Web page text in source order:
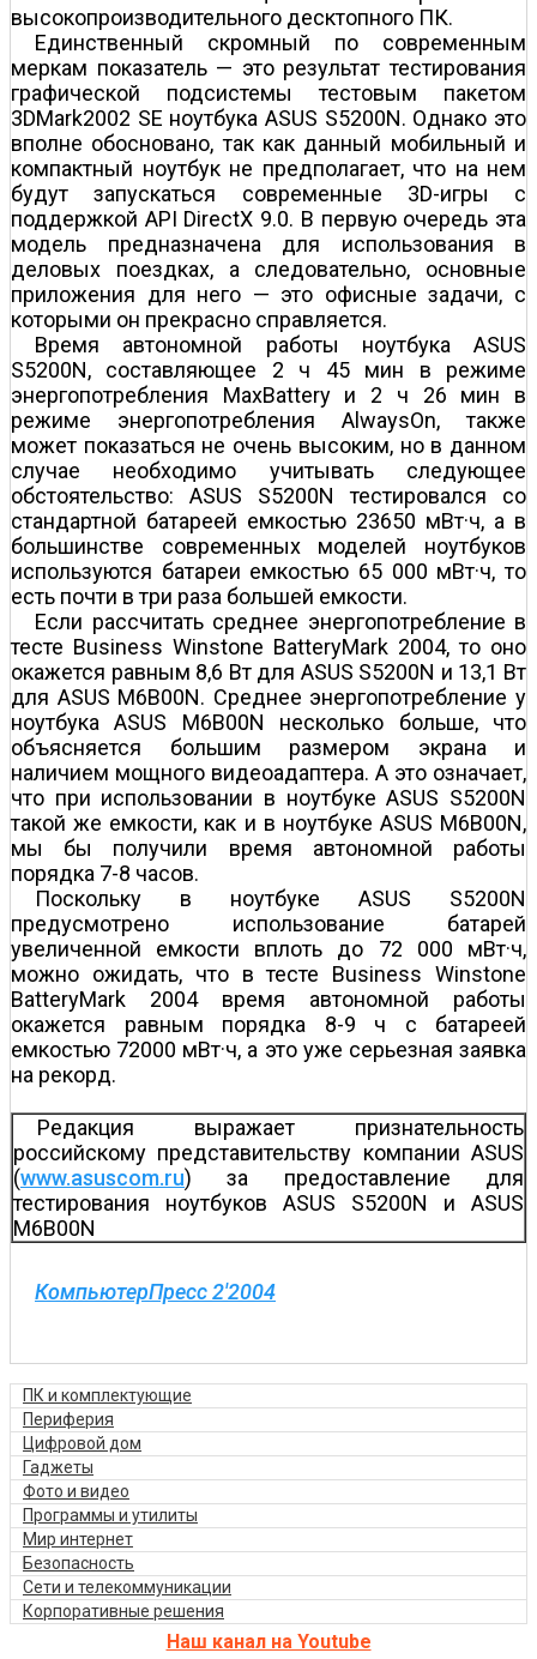
высокопроизводительного десктопного ПК.
Единственный скромный по современным
меркам показатель — это результат тестирования
графической подсистемы тестовым пакетом
3DMark2002 SE ноутбука ASUS S5200N. Однако это
вполне обосновано, так как данный мобильный и
компактный ноутбук не предполагает, что на нем
будут запускаться современные 3D-игры с
поддержкой API DirectX 9.0. В первую очередь эта
модель предназначена для использования в
деловых поездках, а следовательно, основные
приложения для него — это офисные задачи, с
которыми он прекрасно справляется.
Время автономной работы ноутбука ASUS
S5200N, составляющее 2 ч 45 мин в режиме
энергопотребления MaxBattery и 2 ч 26 мин в
режиме энергопотребления AlwaysOn, также
может показаться не очень высоким, но в данном
случае необходимо учитывать следующее
обстоятельство: ASUS S5200N тестировался со
стандартной батареей емкостью 23650 мВт·ч, а в
большинстве современных моделей ноутбуков
используются батареи емкостью 65 000 мВт·ч, то
есть почти в три раза большей емкости.
Если рассчитать среднее энергопотребление в
тесте Business Winstone BatteryMark 2004, то оно
окажется равным 8,6 Вт для ASUS S5200N и 13,1 Вт
для ASUS M6B00N. Среднее энергопотребление у
ноутбука ASUS M6B00N несколько больше, что
объясняется большим размером экрана и
наличием мощного видеоадаптера. А это означает,
что при использовании в ноутбуке ASUS S5200N
такой же емкости, как и в ноутбуке ASUS M6B00N,
мы бы получили время автономной работы
порядка 7-8 часов.
Поскольку в ноутбуке ASUS S5200N
предусмотрено использование батарей
увеличенной емкости вплоть до 72 000 мВт·ч,
можно ожидать, что в тесте Business Winstone
BatteryMark 2004 время автономной работы
окажется равным порядка 8-9 ч с батареей
емкостью 72000 мВт·ч, а это уже серьезная заявка
на рекорд.
Редакция выражает признательность
российскому представительству компании ASUS
(www.asuscom.ru) за предоставление для
тестирования ноутбуков ASUS S5200N и ASUS
M6B00N
КомпьютерПресс 2'2004
ПК и комплектующие
Периферия
Цифровой дом
Гаджеты
Фото и видео
Программы и утилиты
Мир интернет
Безопасность
Сети и телекоммуникации
Корпоративные решения
Наш канал на Youtube